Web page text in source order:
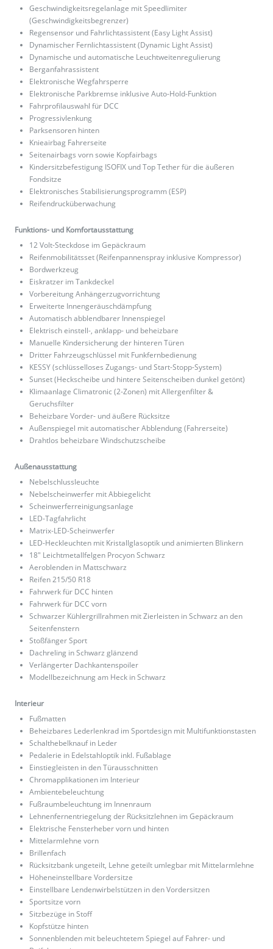
Geschwindigkeitsregelanlage mit Speedlimiter
(Geschwindigkeitsbegrenzer)
Regensensor und Fahrlichtassistent (Easy Light Assist)
Dynamischer Fernlichtassistent (Dynamic Light Assist)
Dynamische und automatische Leuchtweitenregulierung
Berganfahrassistent
Elektronische Wegfahrsperre
Elektronische Parkbremse inklusive Auto-Hold-Funktion
Fahrprofilauswahl für DCC
Progressivlenkung
Parksensoren hinten
Knieairbag Fahrerseite
Seitenairbags vorn sowie Kopfairbags
Kindersitzbefestigung ISOFIX und Top Tether für die äußeren
Fondsitze
Elektronisches Stabilisierungsprogramm (ESP)
Reifendrucküberwachung
Funktions- und Komfortausstattung
12 Volt-Steckdose im Gepäckraum
Reifenmobilitätsset (Reifenpannenspray inklusive Kompressor)
Bordwerkzeug
Eiskratzer im Tankdeckel
Vorbereitung Anhängerzugvorrichtung
Erweiterte Innengeräuschdämpfung
Automatisch abblendbarer Innenspiegel
Elektrisch einstell-, anklapp- und beheizbare
Manuelle Kindersicherung der hinteren Türen
Dritter Fahrzeugschlüssel mit Funkfernbedienung
KESSY (schlüsselloses Zugangs- und Start-Stopp-System)
Sunset (Heckscheibe und hintere Seitenscheiben dunkel getönt)
Klimaanlage Climatronic (2-Zonen) mit Allergenfilter &
Geruchsfilter
Beheizbare Vorder- und äußere Rücksitze
Außenspiegel mit automatischer Abblendung (Fahrerseite)
Drahtlos beheizbare Windschutzscheibe
Außenausstattung
Nebelschlussleuchte
Nebelscheinwerfer mit Abbiegelicht
Scheinwerferreinigungsanlage
LED-Tagfahrlicht
Matrix-LED-Scheinwerfer
LED-Heckleuchten mit Kristallglasoptik und animierten Blinkern
18" Leichtmetallfelgen Procyon Schwarz
Aeroblenden in Mattschwarz
Reifen 215/50 R18
Fahrwerk für DCC hinten
Fahrwerk für DCC vorn
Schwarzer Kühlergrillrahmen mit Zierleisten in Schwarz an den
Seitenfenstern
Stoßfänger Sport
Dachreling in Schwarz glänzend
Verlängerter Dachkantenspoiler
Modellbezeichnung am Heck in Schwarz
Interieur
Fußmatten
Beheizbares Lederlenkrad im Sportdesign mit Multifunktionstasten
Schalthebelknauf in Leder
Pedalerie in Edelstahloptik inkl. Fußablage
Einstiegleisten in den Türausschnitten
Chromapplikationen im Interieur
Ambientebeleuchtung
Fußraumbeleuchtung im Innenraum
Lehnenfernentriegelung der Rücksitzlehnen im Gepäckraum
Elektrische Fensterheber vorn und hinten
Mittelarmlehne vorn
Brillenfach
Rücksitzbank ungeteilt, Lehne geteilt umlegbar mit Mittelarmlehne
Höheneinstellbare Vordersitze
Einstellbare Lendenwirbelstützen in den Vordersitzen
Sportsitze vorn
Sitzbezüge in Stoff
Kopfstütze hinten
Sonnenblenden mit beleuchtetem Spiegel auf Fahrer- und